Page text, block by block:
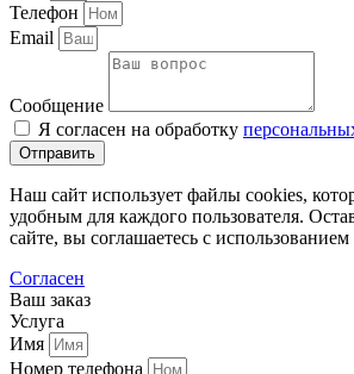
Телефон
Email
Сообщение
Я согласен на обработку
Отправить
Наш сайт использует файлы cookies,
удобным для каждого пользователя.
сайте, вы соглашаетесь с
Согласен
Ваш заказ
Услуга
Имя
Номер телефона